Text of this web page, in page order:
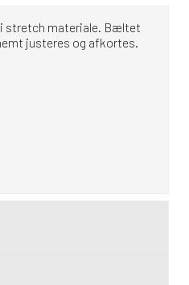
materiale. Bæltet
justeres og afkortes.